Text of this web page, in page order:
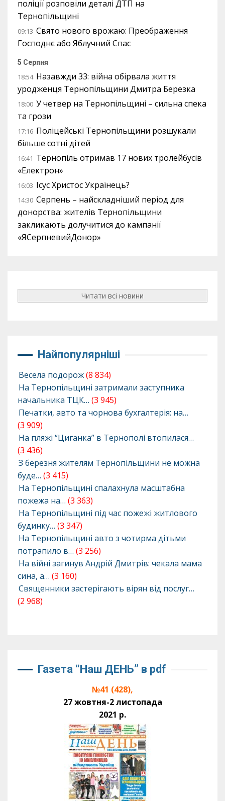
поліції розповіли деталі ДТП на
Тернопільщині
09:13 Свято нового врожаю: Преображення
Господнє або Яблучний Спас
5 Серпня
18:54 Назавжди 33: війна обірвала життя
уродженця Тернопільщини Дмитра Березка
18:00 У четвер на Тернопільщині – сильна спека
та грози
17:16 Поліцейські Тернопільщини розшукали
більше сотні дітей
16:41 Тернопіль отримав 17 нових тролейбусів
«Електрон»
16:03 Ісус Христос Українець?
14:30 Серпень – найскладніший період для
донорства: жителів Тернопільщини
закликають долучитися до кампанії
«ЯСерпневийДонор»
Читати всі новини
Найпопулярніші
Весела подорож(8 834)
На Тернопільщині затримали заступника
начальника ТЦК… (3 945)
Печатки, авто та чорнова бухгалтерія: на…
(3 909)
На пляжі “Циганка” в Тернополі втопилася…
(3 436)
З березня жителям Тернопільщини не можна
буде… (3 415)
На Тернопільщині спалахнула масштабна
пожежа на… (3 363)
На Тернопільщині під час пожежі житлового
будинку… (3 347)
На Тернопільщині авто з чотирма дітьми
потрапило в… (3 256)
На війні загинув Андрій Дмитрів: чекала мама
сина, а… (3 160)
Священники застерігають вірян від послуг…
(2 968)
Газета “Наш ДЕНЬ” в pdf
№41 (428),
27 жовтня-2 листопада
2021 р.